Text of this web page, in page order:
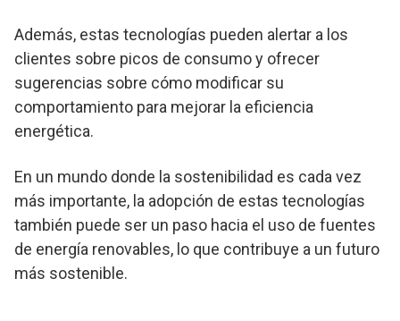
Además, estas tecnologías pueden alertar a los
clientes sobre picos de consumo y ofrecer
sugerencias sobre cómo modificar su
comportamiento para mejorar la eficiencia
energética.
En un mundo donde la sostenibilidad es cada vez
más importante, la adopción de estas tecnologías
también puede ser un paso hacia el uso de fuentes
de energía renovables, lo que contribuye a un futuro
más sostenible.